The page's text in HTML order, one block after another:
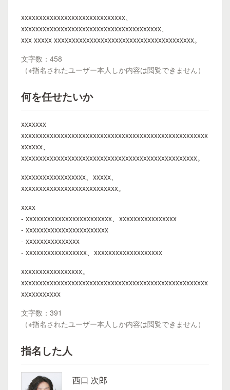
xxxxxxxxxxxxxxxxxxxxxxxxxxxxx、
xxxxxxxxxxxxxxxxxxxxxxxxxxxxxxxxxxxxxxx、
xxx xxxxx xxxxxxxxxxxxxxxxxxxxxxxxxxxxxxxxxxxxxxx。
文字数：458
（※指名されたユーザー本人しか内容は閲覧できません）
何を任せたいか
xxxxxxx
xxxxxxxxxxxxxxxxxxxxxxxxxxxxxxxxxxxxxxxxxxxxxxxxxxxx
xxxxxx、
xxxxxxxxxxxxxxxxxxxxxxxxxxxxxxxxxxxxxxxxxxxxxxxxx。
xxxxxxxxxxxxxxxxxx、xxxxx、
xxxxxxxxxxxxxxxxxxxxxxxxxxx。
xxxx
- xxxxxxxxxxxxxxxxxxxxxxxx、xxxxxxxxxxxxxxxx
- xxxxxxxxxxxxxxxxxxxxxxx
- xxxxxxxxxxxxxxx
- xxxxxxxxxxxxxxxxx、xxxxxxxxxxxxxxxxxxx
xxxxxxxxxxxxxxxxx。
xxxxxxxxxxxxxxxxxxxxxxxxxxxxxxxxxxxxxxxxxxxxxxxxxxxx
xxxxxxxxxxx
文字数：391
（※指名されたユーザー本人しか内容は閲覧できません）
指名した人
西口 次郎